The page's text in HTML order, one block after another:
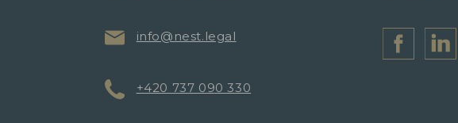
info@nest.legal
+420 737 090 330